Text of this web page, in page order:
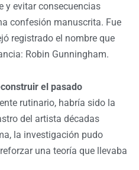
y evitar consecuencias
confesión manuscrita. Fue
registrado el nombre que
Robin Gunningham.
el pasado
rutinario, habría sido la
del artista décadas
la investigación pudo
una teoría que llevaba